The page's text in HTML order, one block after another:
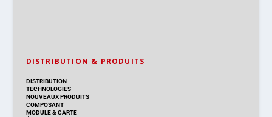
DISTRIBUTION & PRODUITS
DISTRIBUTION
TECHNOLOGIES
NOUVEAUX PRODUITS
COMPOSANT
MODULE & CARTE